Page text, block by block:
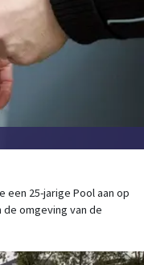
een 25-jarige Pool aan op
de omgeving van de